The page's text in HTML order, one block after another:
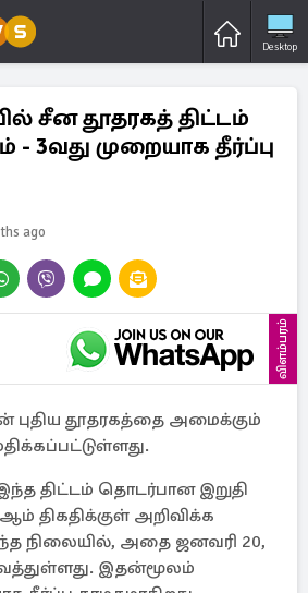
Desktop
சீன தூதரகத் திட்டம்
3வது முறையாக தீர்ப்பு
ago
விளம்பரம்
தூதரகத்தை அமைக்கும்
இந்த திட்டம் தொடர்பான இறுதி
ஆம் திகதிக்குள் அறிவிக்க
நிலையில், அதை ஜனவரி 20,
இதன்மூலம்